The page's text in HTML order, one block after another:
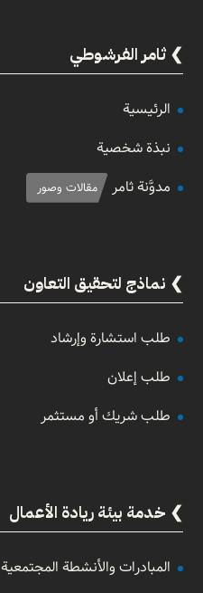
ثامر الفرشوطي
الرئيسية
نبذة شخصية
مدوَّنة ثامر
مقالات وصور
نماذج لتحقيق التعاون
طلب استشارة وإرشاد
طلب إعلان
طلب شريك أو مستثمر
خدمة بيئة ريادة الأعمال
المبادرات والأنشطة المجتمعية